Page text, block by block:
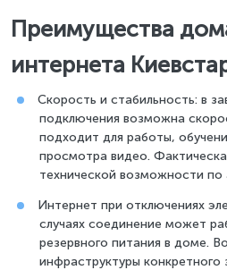
Преимущества
интернета
Скорость и стабильность: в
подключения возможна
подходит для работы,
просмотра видео.
технической возможности по
Интернет при отключениях
случаях соединение может
резервного питания в доме.
инфраструктуры конкретного